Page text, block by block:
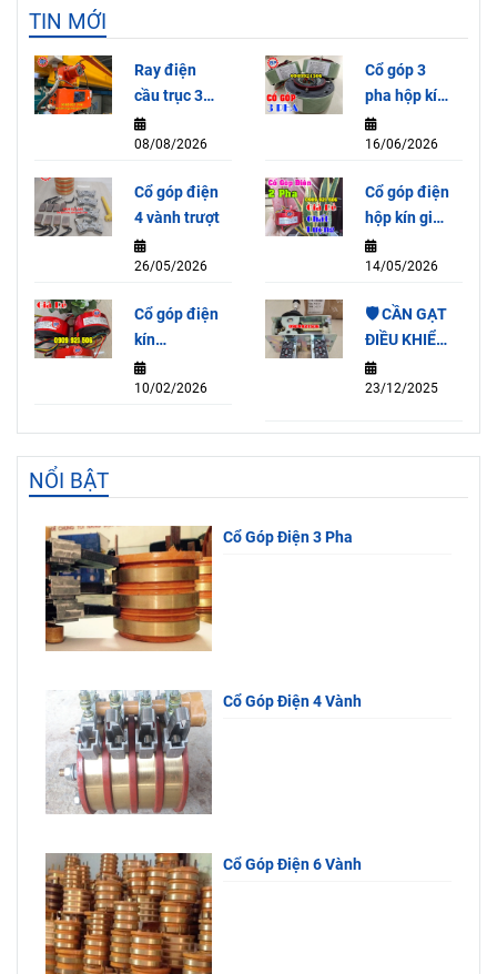
TIN MỚI
Ray điện
cầu trục 3P-
50A
08/08/2026
Cổ góp 3
pha hộp kín
SRH65155-
3P (15A)
16/06/2026
Cổ góp điện
4 vành trượt
26/05/2026
Cổ góp điện
hộp kín giá
rẻ
14/05/2026
Cổ góp điện
kín
SRH2078-
2P (15A)
10/02/2026
🛡️ CẦN GẠT
ĐIỀU KHIỂN
QT3A-4F
23/12/2025
NỔI BẬT
Cổ Góp Điện 3 Pha
Cổ Góp Điện 4 Vành
Cổ Góp Điện 6 Vành